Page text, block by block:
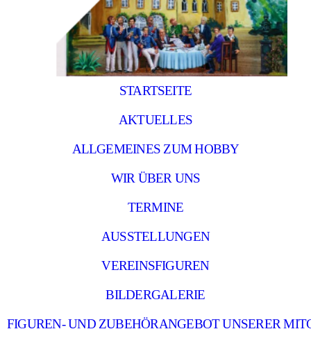
STARTSEITE
AKTUELLES
ALLGEMEINES ZUM HOBBY
WIR ÜBER UNS
TERMINE
AUSSTELLUNGEN
VEREINSFIGUREN
BILDERGALERIE
FIGUREN- UND ZUBEHÖRANGEBOT UNSERER